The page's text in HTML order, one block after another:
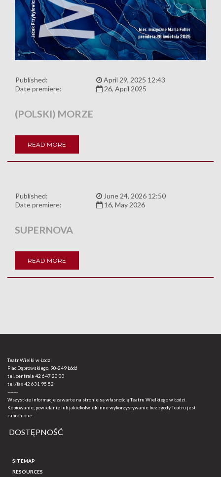
Published:
April 29, 2025 12:43
Date premiere:
26, April 2025
(POLSKI) MORZE
READ MORE
Published:
June 24, 2026 12:50
Date premiere:
16, May 2026
SUPERNOVA
READ MORE
Teatr Wielki w Łodzi
Plac Dąbrowskiego, 90-249 Łódź
tel. centrala 42 647 20 00
tel./fax42 631 95 52
-------
Wszystkie informacje zawarte na stronie są własnością Teatru Wielkiego w Łodzi.
Kopiowanie, powielanie lub jakiekolwiek inne wykorzystywanie bez zgody Teatru jest
zabronione.
DOSTĘPNOŚĆ
SITEMAP
RESOURCES